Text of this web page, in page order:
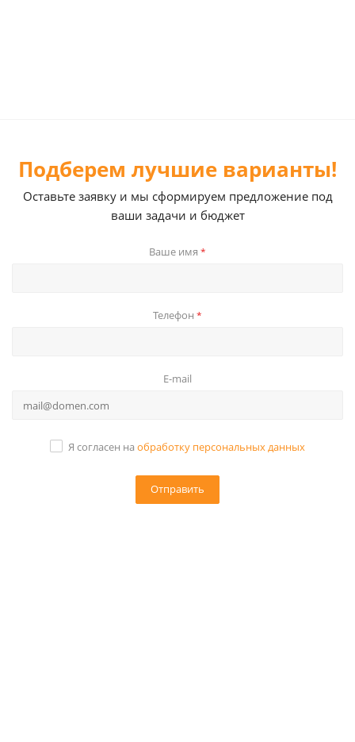
Подберем лучшие варианты!
Оставьте заявку и мы сформируем предложение под
ваши задачи и бюджет
Ваше имя *
Телефон *
E-mail
Я согласен на обработку персональных данных